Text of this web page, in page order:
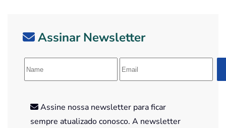
Assinar Newsletter
Assine nossa newsletter para ficar
sempre atualizado conosco. A newsletter